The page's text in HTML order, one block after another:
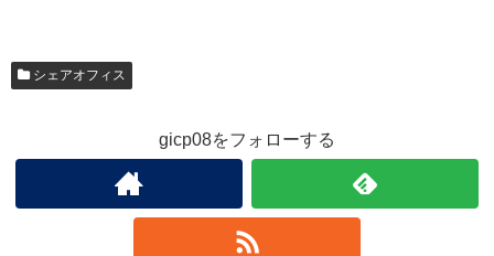
シェアオフィス
gicp08をフォローする